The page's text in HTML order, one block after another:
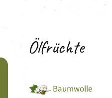
Ölfrüchte
Baumwolle